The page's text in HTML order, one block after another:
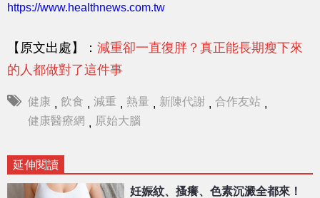
https://www.healthnews.com.tw
【原文出處】： 減重卻一直復胖？真正能長期瘦下來
的人都做對了這件事
健康 , 飲食 , 減重 , 熱量 , 新陳代謝 , 合作友站 ,
健康醫療網 , 原始大腦
延伸閱讀
妊娠紋、搔癢、色素沉澱全都來！